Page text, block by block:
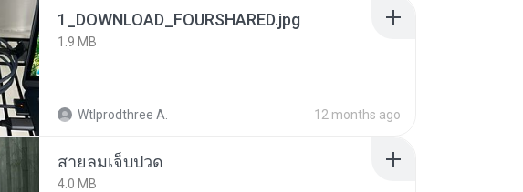
1_DOWNLOAD_FOURSHARED.jpg
1.9 MB
Wtlprodthree A. 12 months ago
สายลมเจ็บปวด
4.0 MB